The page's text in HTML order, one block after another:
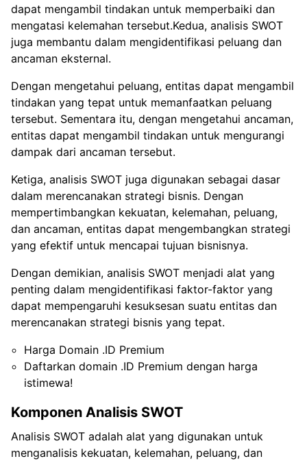
dapat mengambil tindakan untuk memperbaiki dan
mengatasi kelemahan tersebut.Kedua, analisis SWOT
juga membantu dalam mengidentifikasi peluang dan
ancaman eksternal.
Dengan mengetahui peluang, entitas dapat mengambil
tindakan yang tepat untuk memanfaatkan peluang
tersebut. Sementara itu, dengan mengetahui ancaman,
entitas dapat mengambil tindakan untuk mengurangi
dampak dari ancaman tersebut.
Ketiga, analisis SWOT juga digunakan sebagai dasar
dalam merencanakan strategi bisnis. Dengan
mempertimbangkan kekuatan, kelemahan, peluang,
dan ancaman, entitas dapat mengembangkan strategi
yang efektif untuk mencapai tujuan bisnisnya.
Dengan demikian, analisis SWOT menjadi alat yang
penting dalam mengidentifikasi faktor-faktor yang
dapat mempengaruhi kesuksesan suatu entitas dan
merencanakan strategi bisnis yang tepat.
Harga Domain .ID Premium
Daftarkan domain .ID Premium dengan harga
istimewa!
Komponen Analisis SWOT
Analisis SWOT adalah alat yang digunakan untuk
menganalisis kekuatan, kelemahan, peluang, dan